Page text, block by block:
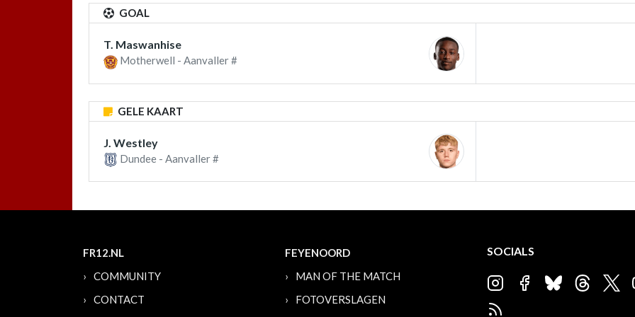
GOAL
T. Maswanhise
Motherwell - Aanvaller #
GELE KAART
J. Westley
Dundee - Aanvaller #
FR12.NL
COMMUNITY
CONTACT
FEYENOORD
MAN OF THE MATCH
FOTOVERSLAGEN
SOCIALS